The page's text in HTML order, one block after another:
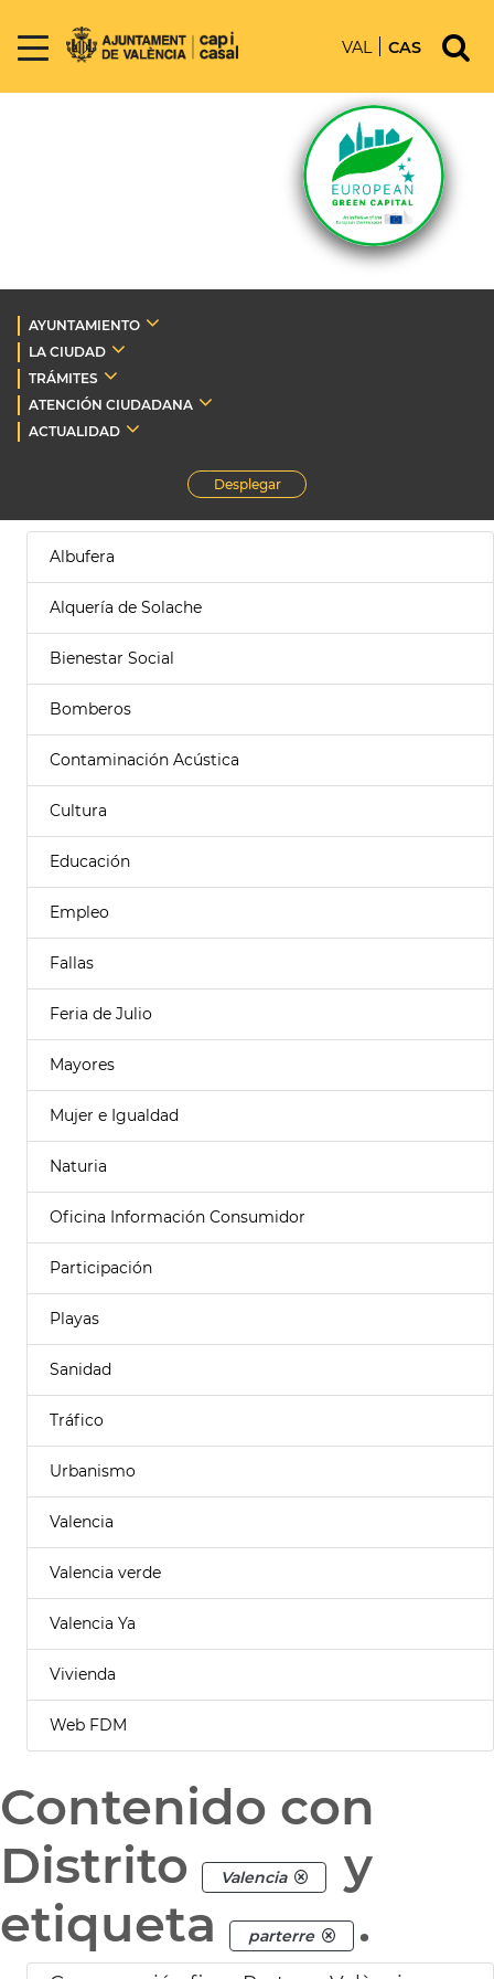
VAL CAS
AYUNTAMIENTO
LA CIUDAD
TRÁMITES
ATENCIÓN CIUDADANA
ACTUALIDAD
Desplegar
Albufera
Alquería de Solache
Bienestar Social
Bomberos
Contaminación Acústica
Cultura
Educación
Empleo
Fallas
Feria de Julio
Mayores
Mujer e Igualdad
Naturia
Oficina Información Consumidor
Participación
Playas
Sanidad
Tráfico
Urbanismo
Valencia
Valencia verde
Valencia Ya
Vivienda
Web FDM
Contenido con
Distrito
Valencia
y
etiqueta
parterre .